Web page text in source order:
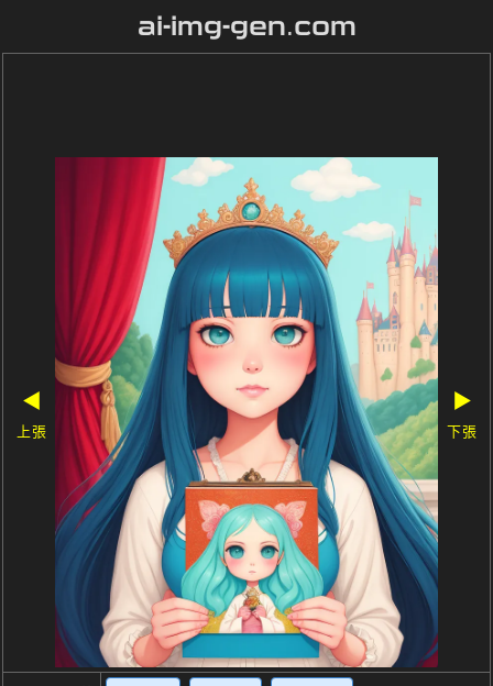
ai-img-gen.com
◀
上張
▶
下張